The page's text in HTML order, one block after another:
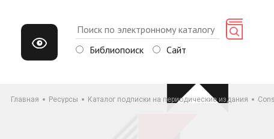
Библиопоиск Сайт
Главная Ресурсы Каталог подписки на периодические издания